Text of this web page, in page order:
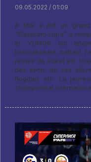
09.05.2022 / 01:09
8 Mai a été un grand
"Gazprom-Ugra" a
et YUKIOR ont
Internationale, battant
jeunes de Fakel est
des noms de ses
Bogdan, etc.. La
championnat